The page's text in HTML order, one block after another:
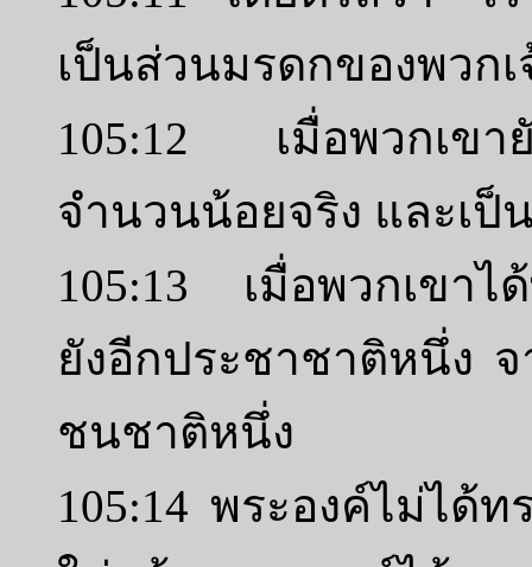
เป็นส่วนมรดกของพวกเ
105:12 เมื่อพวกเข
จำนวนน้อยจริง และเ
105:13 เมื่อพวกเขาไ
ยังอีกประชาชาติหนึ่ง
ชนชาติหนึ่ง
105:14 พระองค์ไม่ได้